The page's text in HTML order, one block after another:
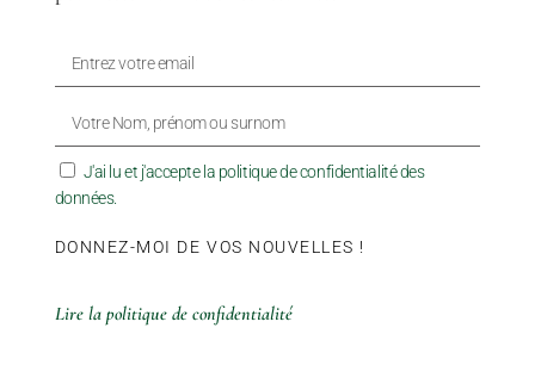
J'ai lu et j'accepte la politique de confidentialité des
données.
DONNEZ-MOI DE VOS NOUVELLES !
Lire la politique de confidentialité